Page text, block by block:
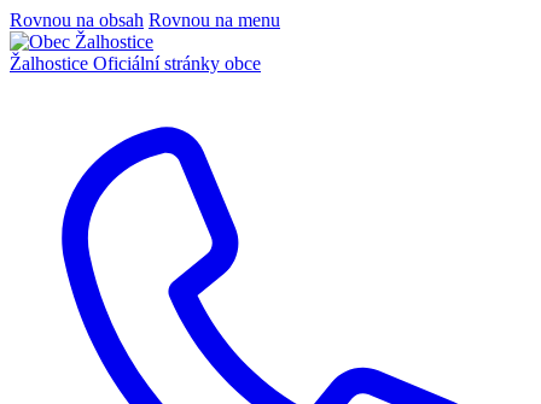
Rovnou na obsah Rovnou na menu
Žalhostice Oficiální stránky obce